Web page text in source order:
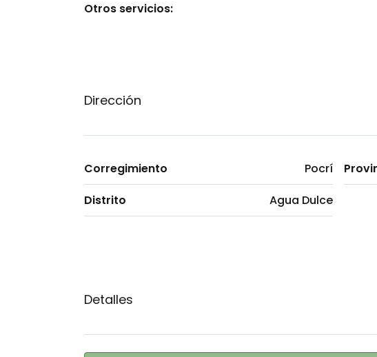
Otros servicios:
Dirección
Corregimiento
Pocrí
Distrito
Agua Dulce
Detalles